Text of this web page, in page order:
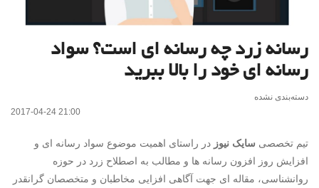
رسانه زرد چه رسانه ای است؟ سواد
رسانه ای خود را بالا ببرید
دسته‌بندی نشده
2017-04-24 21:00
تیم تخصصی سایک نیوز در راستای اهمیت موضوع سواد رسانه ای و
افزایش روز افزون رسانه ها و مطالب به اصطلاح زرد در حوزه
روانشناسی، مقاله ای جهت آگاهی افزایی مخاطبان و متخصصان گرانقدر